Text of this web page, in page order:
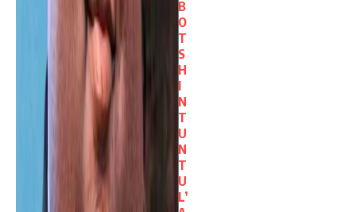
B
O
T
S
H
I
N
T
U
N
T
U
L’